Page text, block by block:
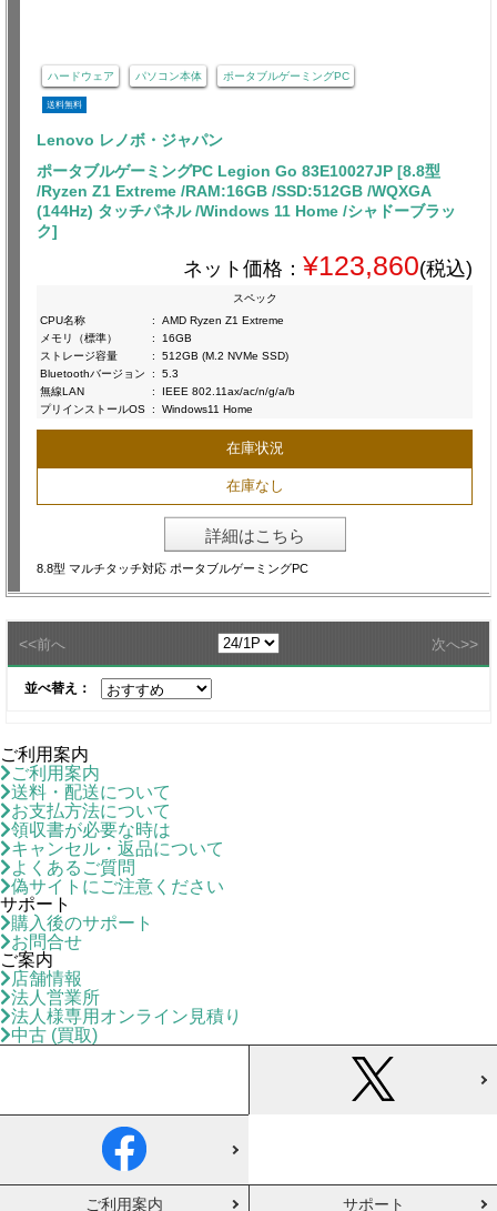
ハードウェア パソコン本体 ポータブルゲーミングPC
送料無料
Lenovo レノボ・ジャパン
ポータブルゲーミングPC Legion Go 83E10027JP [8.8型
/Ryzen Z1 Extreme /RAM:16GB /SSD:512GB /WQXGA
(144Hz) タッチパネル /Windows 11 Home /シャドーブラッ
ク]
ネット価格： ¥123,860(税込)
スペック
CPU名称
:
AMD Ryzen Z1 Extreme
メモリ（標準）
:
16GB
ストレージ容量
:
512GB (M.2 NVMe SSD)
Bluetoothバージョン
:
5.3
無線LAN
:
IEEE 802.11ax/ac/n/g/a/b
プリインストールOS : Windows11 Home
在庫状況
在庫なし
詳細はこちら
8.8型 マルチタッチ対応 ポータブルゲーミングPC
<<前へ 次へ>>
並べ替え：
ご利用案内
ご利用案内
送料・配送について
お支払方法について
領収書が必要な時は
キャンセル・返品について
よくあるご質問
偽サイトにご注意ください
サポート
購入後のサポート
お問合せ
ご案内
店舗情報
法人営業所
法人様専用オンライン見積り
中古 (買取)
ご利用案内 サポート